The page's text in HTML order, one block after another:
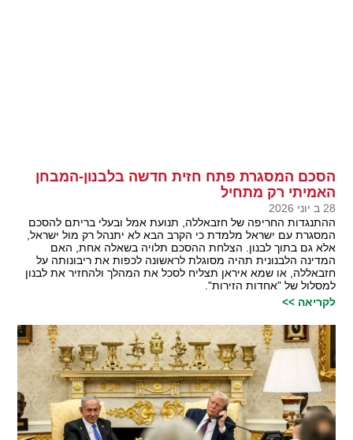
הסכם המסגרת פתח חזית חדשה בלבנון-המבחן
האמיתי רק מתחיל
28 ב יוני 2026
ההתנגדות החריפה של חזבאללה, תנועת אמל ובעלי בריתם להסכם
המסגרת עם ישראל מלמדת כי הקרב הבא לא יתנהל רק מול ישראל,
אלא גם בתוך לבנון. הצלחת ההסכם תלויה בשאלה אחת, האם
המדינה הלבנונית תהיה מסוגלת לראשונה לכפות את ריבונותה על
חזבאללה, או שמא איראן תצליח לסכל את המהלך ולהחזיר את לבנון
למסלול של "אחדות הזירות".
לקריאה >>